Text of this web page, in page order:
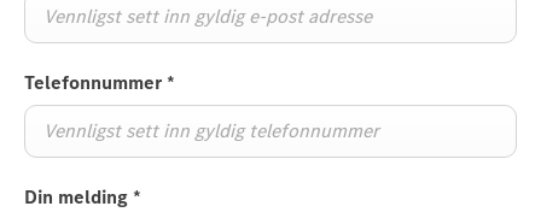
Telefonnummer *
Din melding *